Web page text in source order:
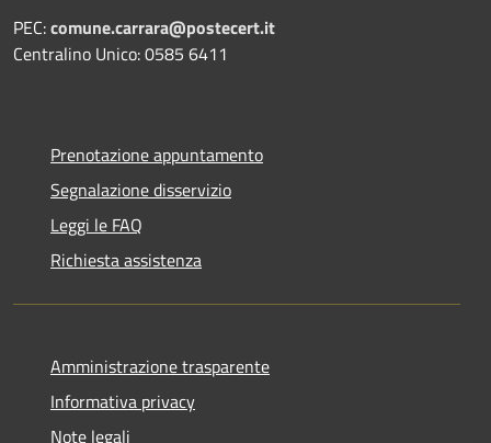
PEC:comune.carrara@postecert.it
Centralino Unico: 0585 6411
Prenotazione appuntamento
Segnalazione disservizio
Leggi le FAQ
Richiesta assistenza
Amministrazione trasparente
Informativa privacy
Note legali